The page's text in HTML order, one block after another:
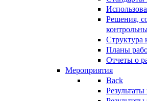
Решения,
Структура
Планы
Отчеты о
Мероприятия
Back